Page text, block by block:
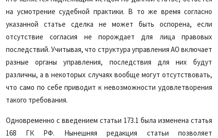
на усмотрение судебной практики. В то же время согласно
указанной статье сделка не может быть оспорена, если
отсутствие согласия не порождает для лица правовых
последствий. Учитывая, что структура управления АО включает
разные органы управления, последствия для них будут
различны, а в некоторых случаях вообще могут отсутствовать,
что само по себе приводит к невозможности удовлетворения
такого требования.
Одновременно с введением статьи 173.1 была изменена статья
168 ГК РФ. Нынешняя редакция статьи позволяет